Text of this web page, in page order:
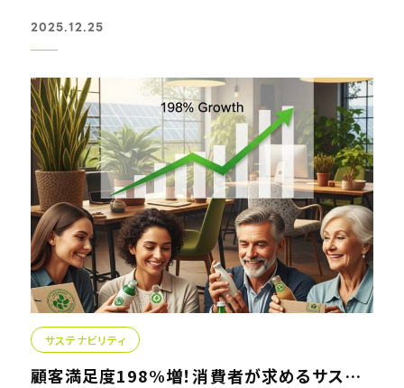
2025.12.25
サステナビリティ
顧客満足度198%増！消費者が求めるサステナブルブランドの作り方